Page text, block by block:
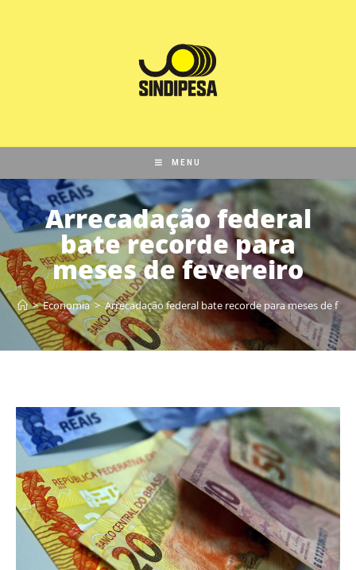
MENU
Arrecadação federal
bate recorde para
meses de fevereiro
> Economia > Arrecadação federal bate recorde para meses de